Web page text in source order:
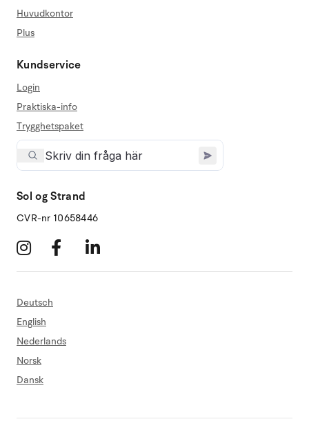
Huvudkontor
Plus
Kundservice
Login
Praktiska-info
Trygghetspaket
Sol og Strand
CVR-nr 10658446
Deutsch
English
Nederlands
Norsk
Dansk